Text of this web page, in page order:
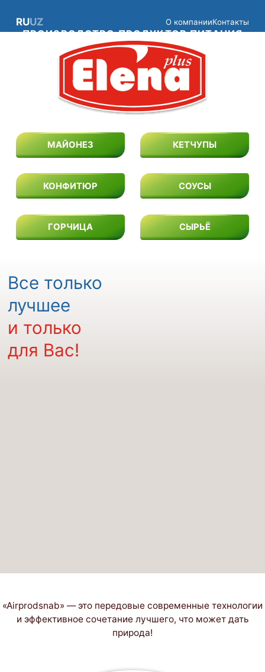
RUUZ О компанииКонтакты
ПРОИЗВОДСТВО ПРОДУКТОВ ПИТАНИЯ
МАЙОНЕЗ КЕТЧУПЫ
КОНФИТЮР СОУСЫ
ГОРЧИЦА СЫРЬЁ
Все только
лучшее
и только
для Вас!
«Airprodsnab» — это передовые современные технологии
и эффективное сочетание лучшего, что может дать
природа!